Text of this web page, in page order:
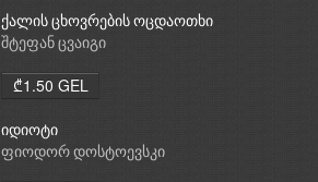
ქალის ცხოვრების ოცდაოთხი
საათი
შტეფან ცვაიგი
₾1.50 GEL
იდიოტი
ფიოდორ დოსტოევსკი